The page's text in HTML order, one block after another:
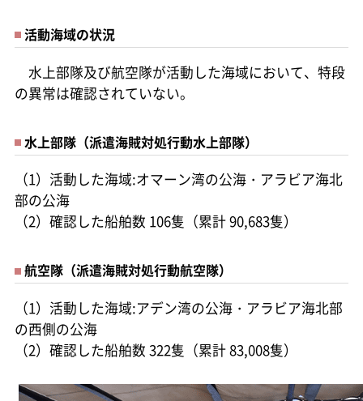
活動海域の状況
水上部隊及び航空隊が活動した海域において、特段
の異常は確認されていない。
水上部隊（派遣海賊対処行動水上部隊）
（1）活動した海域:オマーン湾の公海・アラビア海北
部の公海
（2）確認した船舶数 106隻（累計 90,683隻）
航空隊（派遣海賊対処行動航空隊）
（1）活動した海域:アデン湾の公海・アラビア海北部
の西側の公海
（2）確認した船舶数 322隻（累計 83,008隻）